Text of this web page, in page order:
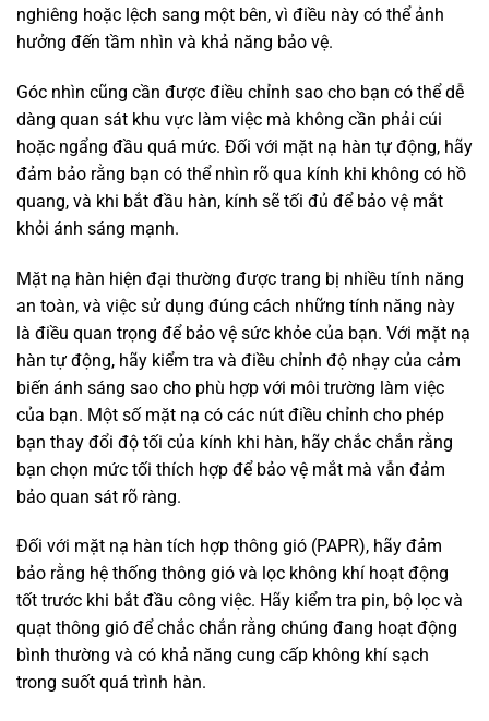
nghiêng hoặc lệch sang một bên, vì điều này có thể ảnh
hưởng đến tầm nhìn và khả năng bảo vệ.
Góc nhìn cũng cần được điều chỉnh sao cho bạn có thể dễ
dàng quan sát khu vực làm việc mà không cần phải cúi
hoặc ngẩng đầu quá mức. Đối với mặt nạ hàn tự động, hãy
đảm bảo rằng bạn có thể nhìn rõ qua kính khi không có hồ
quang, và khi bắt đầu hàn, kính sẽ tối đủ để bảo vệ mắt
khỏi ánh sáng mạnh.
Mặt nạ hàn hiện đại thường được trang bị nhiều tính năng
an toàn, và việc sử dụng đúng cách những tính năng này
là điều quan trọng để bảo vệ sức khỏe của bạn. Với mặt nạ
hàn tự động, hãy kiểm tra và điều chỉnh độ nhạy của cảm
biến ánh sáng sao cho phù hợp với môi trường làm việc
của bạn. Một số mặt nạ có các nút điều chỉnh cho phép
bạn thay đổi độ tối của kính khi hàn, hãy chắc chắn rằng
bạn chọn mức tối thích hợp để bảo vệ mắt mà vẫn đảm
bảo quan sát rõ ràng.
Đối với mặt nạ hàn tích hợp thông gió (PAPR), hãy đảm
bảo rằng hệ thống thông gió và lọc không khí hoạt động
tốt trước khi bắt đầu công việc. Hãy kiểm tra pin, bộ lọc và
quạt thông gió để chắc chắn rằng chúng đang hoạt động
bình thường và có khả năng cung cấp không khí sạch
trong suốt quá trình hàn.